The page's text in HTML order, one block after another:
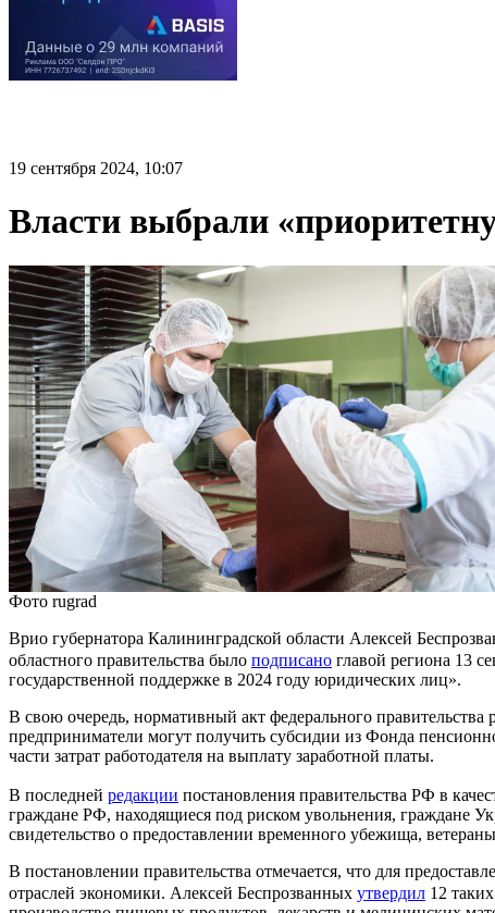
19 сентября 2024, 10:07
Власти выбрали
Фото rugrad
Врио губернатора Калининградской области Алексей
областного правительства было подписано главой региона 13
государственной поддержке в 2024 году юридических лиц».
В свою очередь, нормативный акт федерального
предприниматели могут получить субсидии из Фонда
части затрат работодателя на выплату заработной платы.
В последней редакции постановления правительства РФ в
граждане РФ, находящиеся под риском увольнения, граждане
свидетельство о предоставлении временного убежища,
В постановлении правительства отмечается, что для
отраслей экономики. Алексей Беспрозванных утвердил 12